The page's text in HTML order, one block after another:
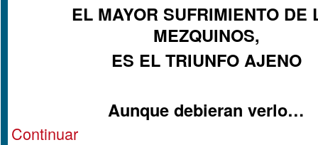
EL MAYOR SUFRIMIENTO DE
MEZQUINOS,
ES EL TRIUNFO AJENO
Aunque debieran verlo…
Continuar